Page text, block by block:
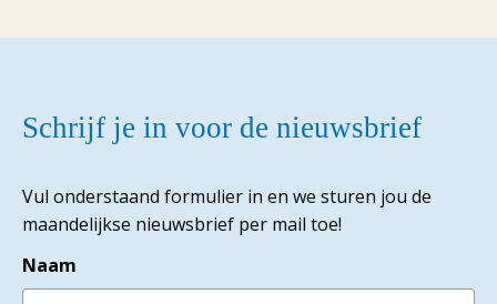
Schrijf je in voor de nieuwsbrief
Vul onderstaand formulier in en we sturen jou de
maandelijkse nieuwsbrief per mail toe!
Naam